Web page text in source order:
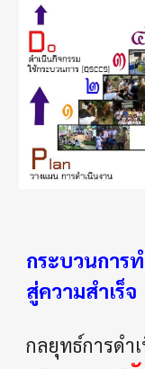
กระบวนการ
สู่ความสำเร็จ
กลยุทธ์การดำ